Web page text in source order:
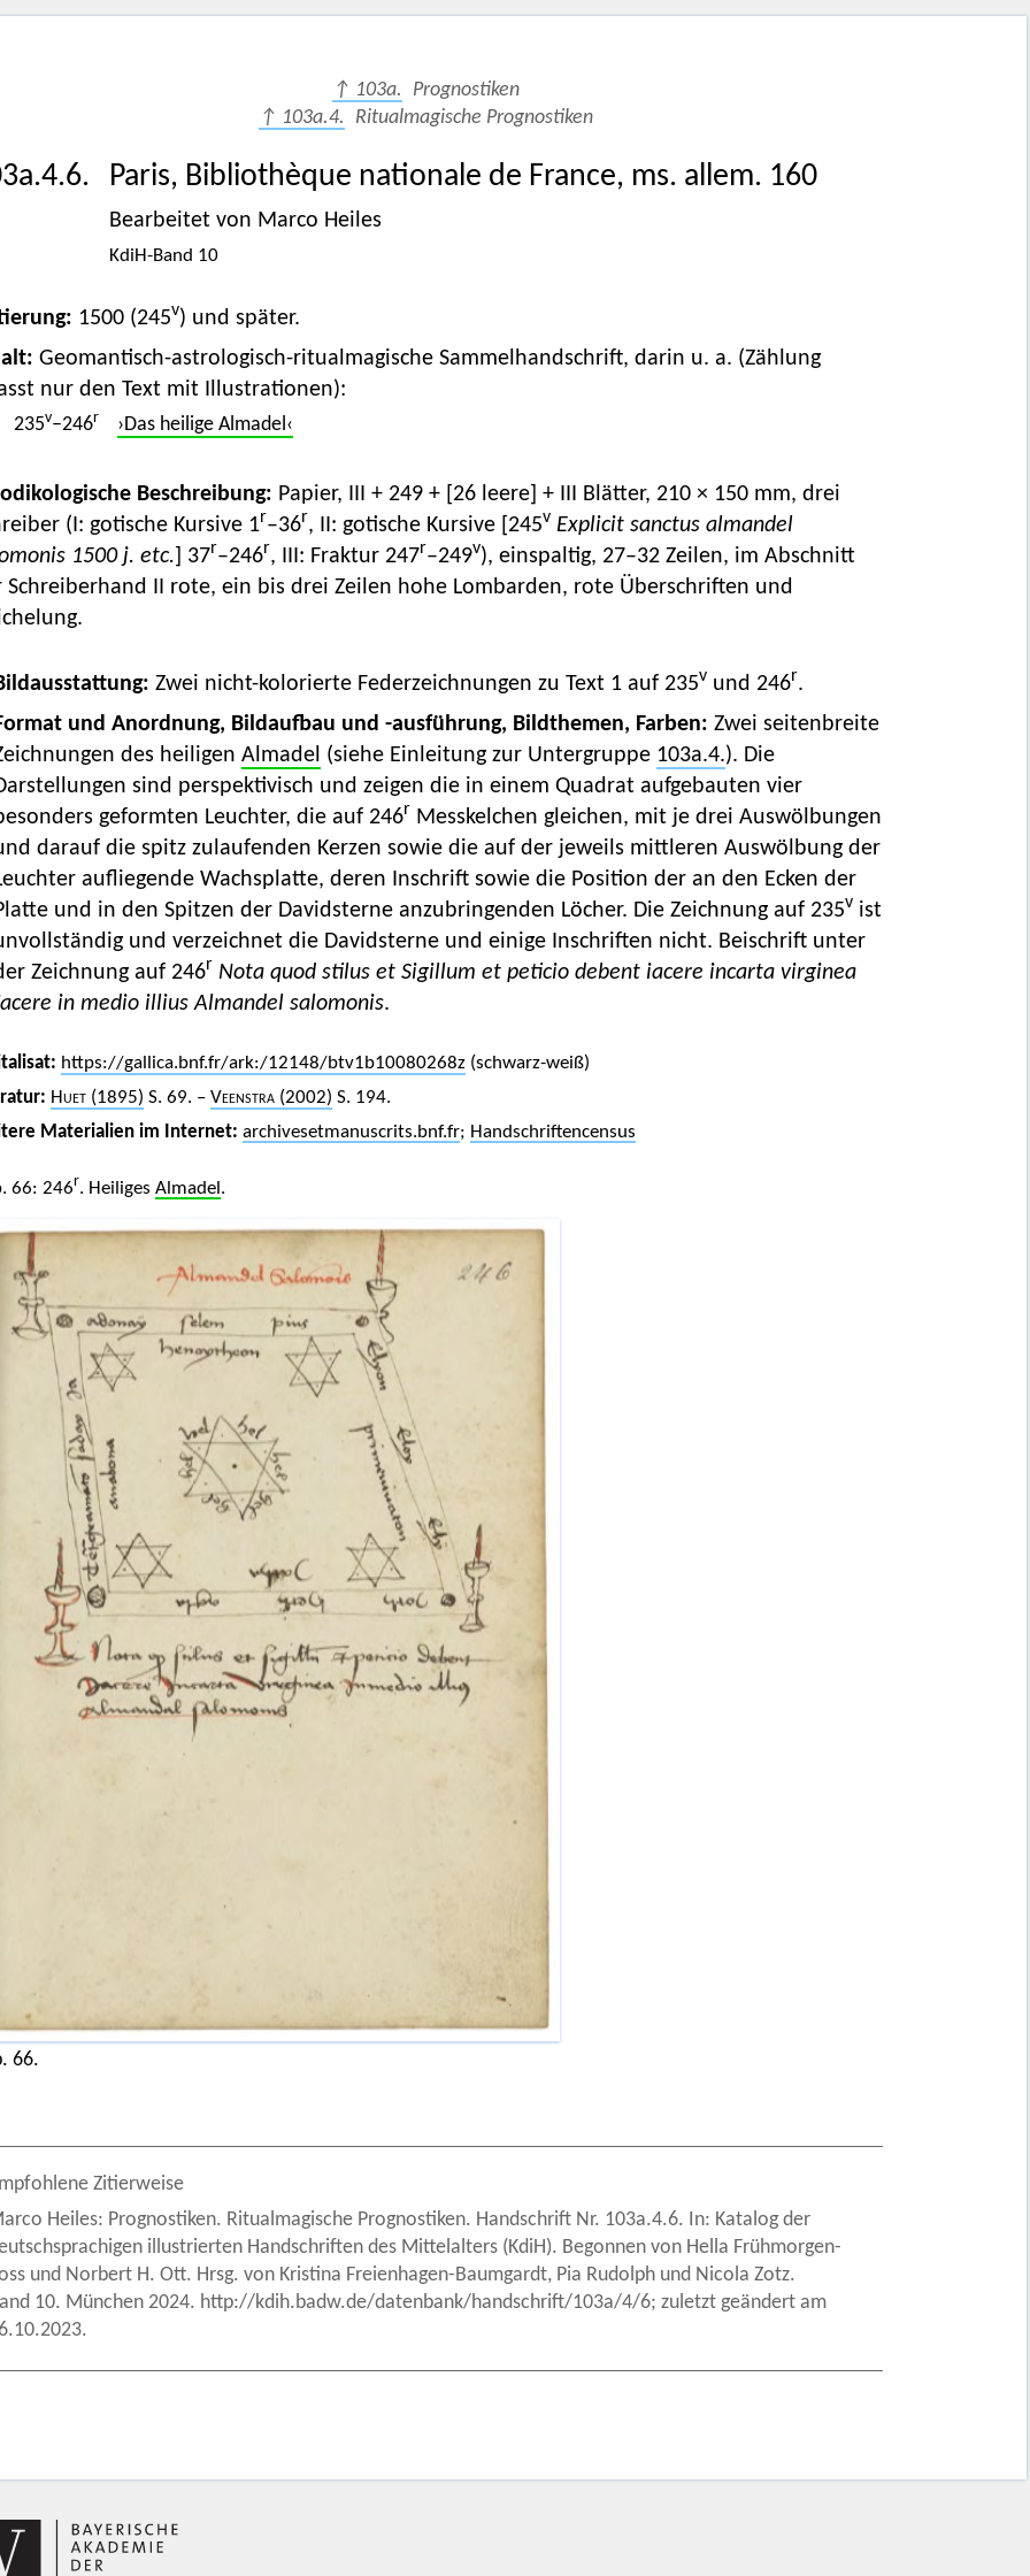
↑ 103a.
Prognostiken
↑ 103a.4.
Ritualmagische Prognostiken
Paris, Bibliothèque nationale de France, ms. allem. 160
Bearbeitet von Marco Heiles
KdiH-Band 10
1500 (245v) und später.
Geomantisch-astrologisch-ritualmagische Sammelhandschrift, darin u. a. (Zählung
nur den Text mit Illustrationen):
235v–246r ›Das heilige Almadel‹
Beschreibung: Papier, III + 249 + [26 leere] + III Blätter, 210 × 150 mm, drei
(I: gotische Kursive 1r–36r, II: gotische Kursive [245v Explicit sanctus almandel
1500 j. etc. ] 37r–246r, III: Fraktur 247r–249v), einspaltig, 27–32 Zeilen, im Abschnitt
Schreiberhand II rote, ein bis drei Zeilen hohe Lombarden, rote Überschriften und
Zwei nicht-kolorierte Federzeichnungen zu Text 1 auf 235v und 246r.
und Anordnung, Bildaufbau und -ausführung, Bildthemen, Farben: Zwei seitenbreite
des heiligen Almadel (siehe Einleitung zur Untergruppe 103a.4.). Die
sind perspektivisch und zeigen die in einem Quadrat aufgebauten vier
geformten Leuchter, die auf 246r Messkelchen gleichen, mit je drei Auswölbungen
darauf die spitz zulaufenden Kerzen sowie die auf der jeweils mittleren Auswölbung der
aufliegende Wachsplatte, deren Inschrift sowie die Position der an den Ecken der
und in den Spitzen der Davidsterne anzubringenden Löcher. Die Zeichnung auf 235v ist
und verzeichnet die Davidsterne und einige Inschriften nicht. Beischrift unter
Zeichnung auf 246r Nota quod stilus et Sigillum et peticio debent iacere incarta virginea
in medio illius Almandel salomonis.
https://gallica.bnf.fr/ark:/12148/btv1b10080268z(schwarz-weiß)
Huet (1895) S. 69. – Veenstra (2002) S. 194.
Materialien im Internet: archivesetmanuscrits.bnf.fr; Handschriftencensus
66: 246r. Heiliges Almadel .
66.
Zitierweise
Heiles: Prognostiken. Ritualmagische Prognostiken. Handschrift Nr. 103a.4.6. In: Katalog der
illustrierten Handschriften des Mittelalters (KdiH). Begonnen von Hella Frühmorgen-
und Norbert H. Ott. Hrsg. von Kristina Freienhagen-Baumgardt, Pia Rudolph und Nicola Zotz.
10. München 2024. http://kdih.badw.de/datenbank/handschrift/103a/4/6; zuletzt geändert am